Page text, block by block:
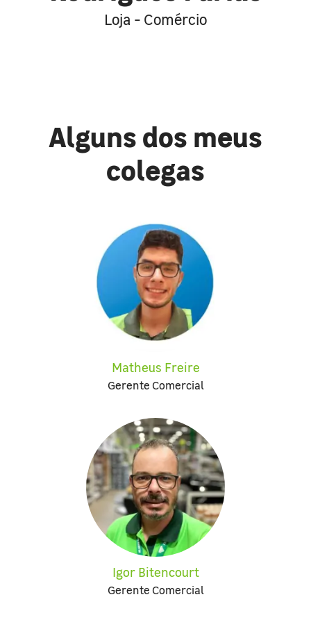
Loja - Comércio
Alguns dos meus
colegas
Matheus Freire
Gerente Comercial
Igor Bitencourt
Gerente Comercial